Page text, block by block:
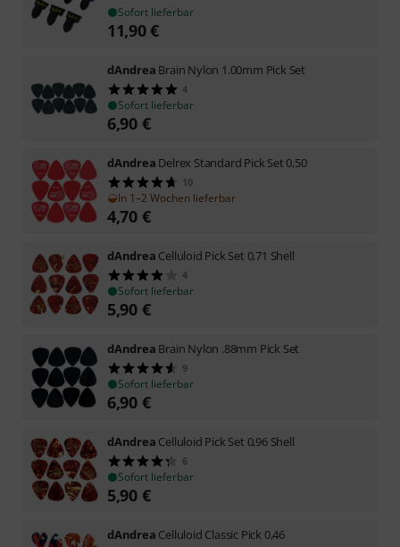
Sofort lieferbar
11,90€
dAndrea Brain Nylon 1.00mm Pick Set
4
Sofort lieferbar
6,90 €
dAndrea Delrex Standard Pick Set 0,50
10
In 1–2 Wochen lieferbar
4,70 €
dAndrea Celluloid Pick Set 0,71 Shell
4
Sofort lieferbar
5,90 €
dAndrea Brain Nylon .88mm Pick Set
9
Sofort lieferbar
6,90 €
dAndrea Celluloid Pick Set 0,96 Shell
6
Sofort lieferbar
5,90 €
dAndrea Celluloid Classic Pick 0,46